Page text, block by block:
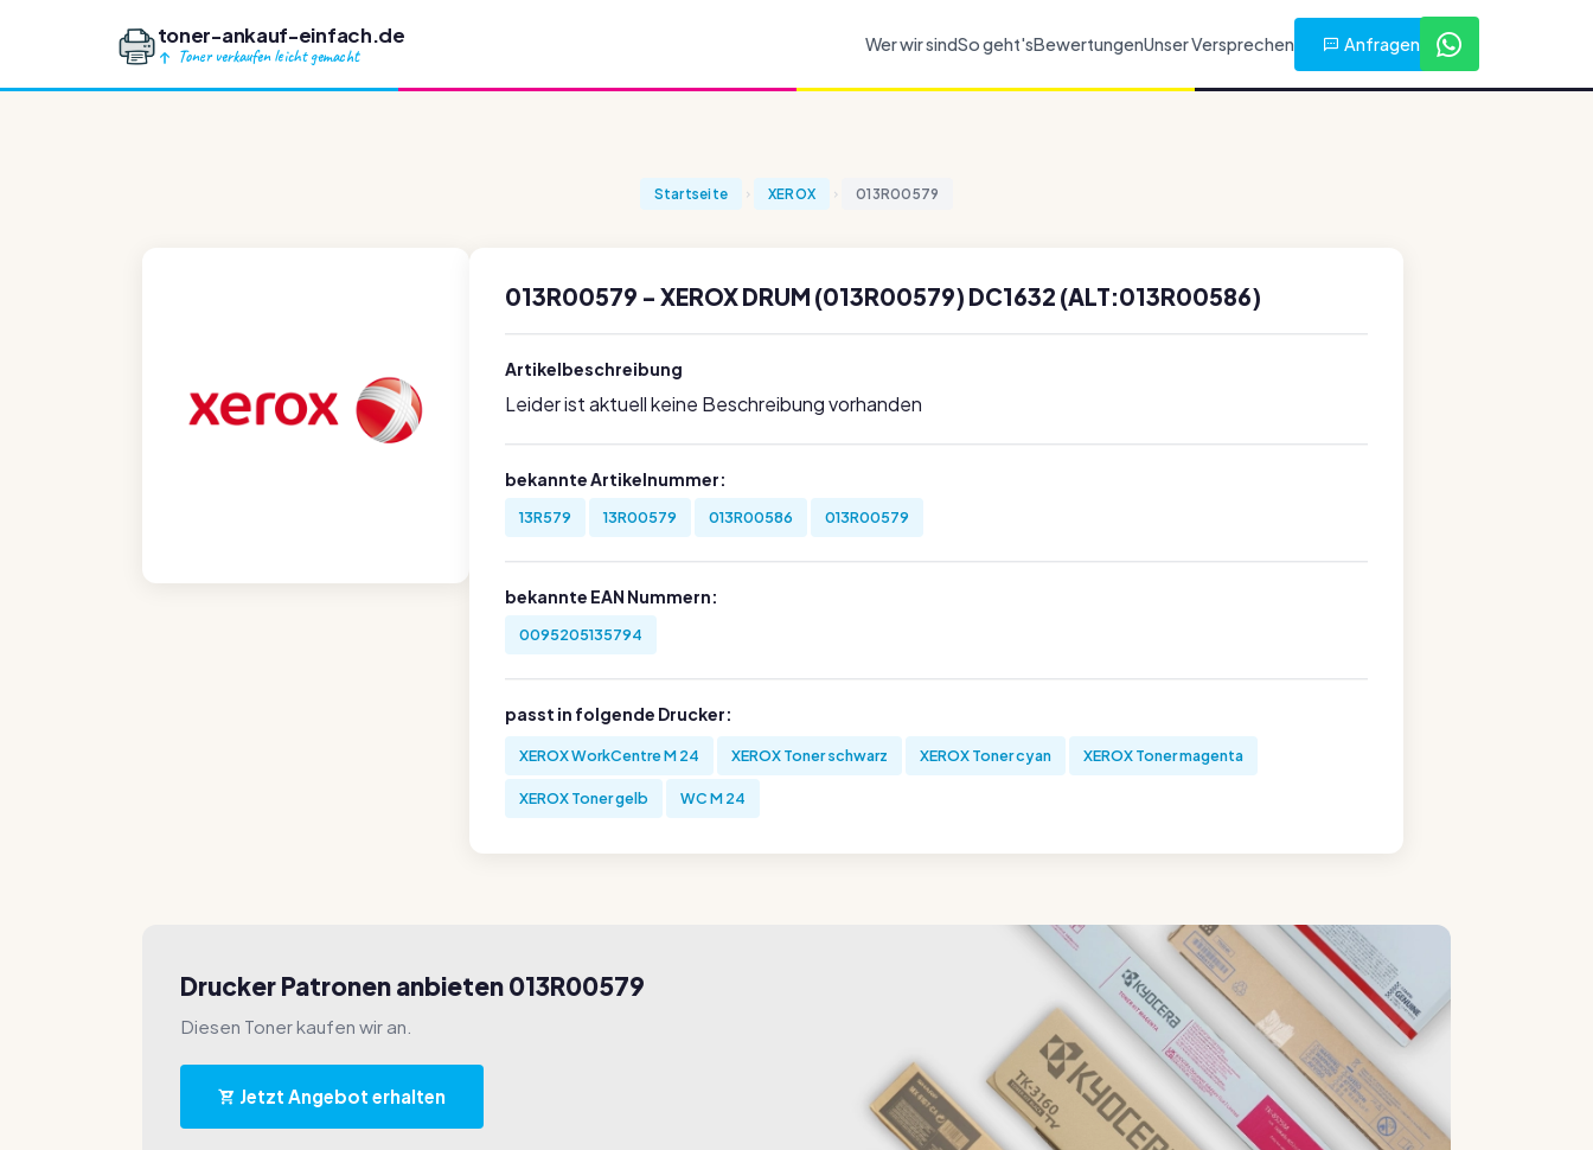
toner-ankauf-einfach.de
Toner verkaufen leicht gemacht
Wer wir sindSo geht'sBewertungenUnser Versprechen Anfragen
Startseite XEROX 013R00579
013R00579 - XEROX DRUM (013R00579) DC1632 (ALT:013R00586)
Artikelbeschreibung
Leider ist aktuell keine Beschreibung vorhanden
bekannte Artikelnummer:
13R579 13R00579 013R00586 013R00579
bekannte EAN Nummern:
0095205135794
passt in folgende Drucker:
XEROX WorkCentre M 24 XEROX Toner schwarz XEROX Toner cyan XEROX Toner magenta
XEROX Toner gelb WC M 24
Drucker Patronen anbieten 013R00579
Diesen Toner kaufen wir an.
Jetzt Angebot erhalten